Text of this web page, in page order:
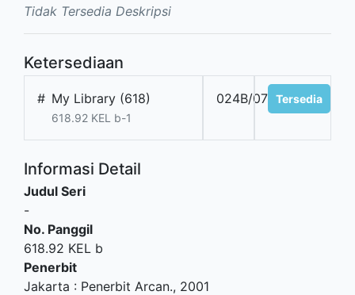
Tidak Tersedia Deskripsi
Ketersediaan
# My Library (618)
618.92 KEL b-1
024B/07 Tersedia
Informasi Detail
Judul Seri
-
No. Panggil
618.92 KEL b
Penerbit
Jakarta : Penerbit Arcan., 2001